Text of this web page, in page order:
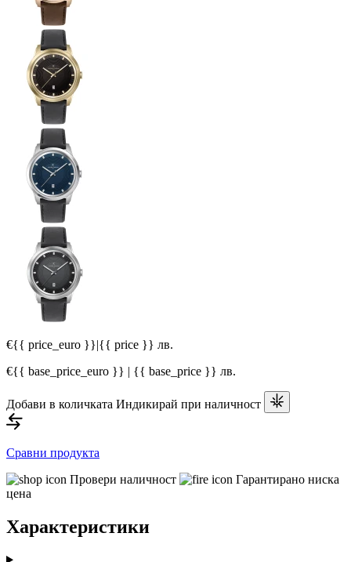
€{{ price_euro }}|{{ price }} лв.
€{{ base_price_euro }} | {{ base_price }} лв.
Добави в количката Индикирай при наличност
Сравни продукта
Провери наличност
Гарантирано ниска
цена
Характеристики